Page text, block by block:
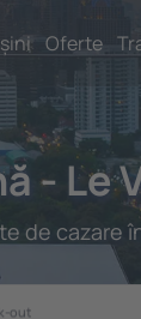
Oferte
- Le
de cazare